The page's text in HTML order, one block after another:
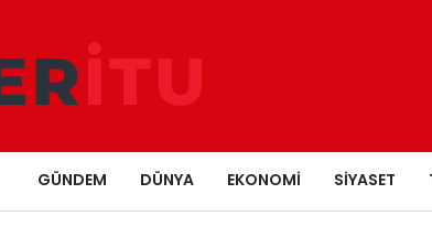
GÜNDEM DÜNYA EKONOMI SIYASET